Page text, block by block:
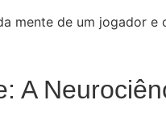
mente de um jogador
A